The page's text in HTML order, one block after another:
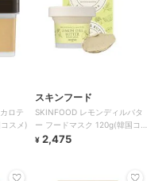
ロテ
スメ)
スキンフード
SKINFOOD レモンディルバタ
ー フードマスク 120g(韓国コ
スメ)
¥ 2,475